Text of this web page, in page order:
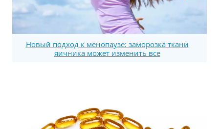
Новый подход к менопаузе: заморозка ткани
яичника может изменить все